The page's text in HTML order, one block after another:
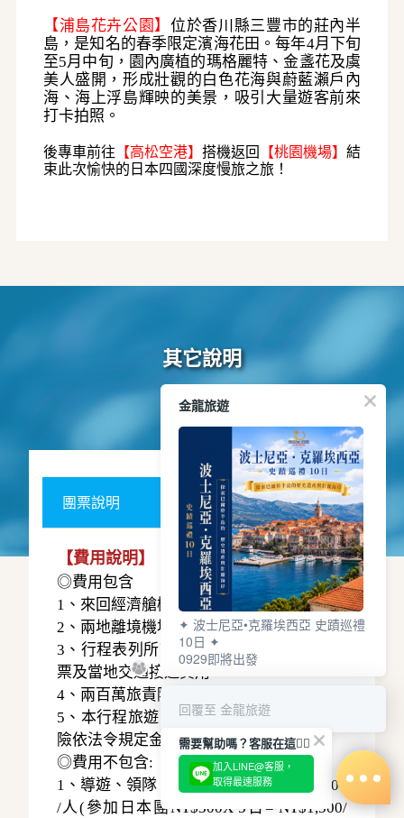
【浦島花卉公園】位於香川縣三豐市的莊內半
島，是知名的春季限定濱海花田 。每年4月下旬
至5月中旬，園內廣植的瑪格麗特、金盞花及虞
美人盛開，形成壯觀的白色花海與蔚藍瀨戶內
海、海上浮島輝映的美景，吸引大量遊客前來
打卡拍照。
後專車前往 【高松空港】搭機返回 【桃園機場】結
束此次愉快的日本四國深度慢旅之旅！
其它說明
團票說明
【費用說明】
◎費用包含
1、來回經濟艙機票。
2、兩地離境機場稅、燃油附加稅。
3、行程表列所註明之住宿、餐食、景點門
票及當地交通接送費用。
4、兩百萬旅責險及二十萬意外醫療險。
5、本行程旅遊責任意外險及旅遊意外醫療
險依法令規定金額投保。
◎費用不包含:
1、導遊、領隊、司機人員小費每日NT$300
/人(參加日本團NT$300X 5日= NT$1,500/
金龍旅遊
✦ 波士尼亞•克羅埃西亞 史蹟巡禮
10日 ✦
0929即將出發
回覆至 金龍旅遊
需要幫助嗎？客服在這🙋‍♀️
加入LINE@客服，
取得最速服務